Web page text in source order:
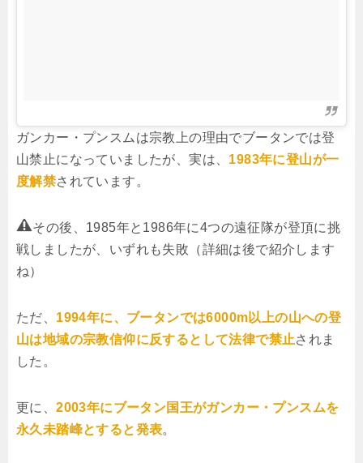
ガンカー・プンスムは宗教上の理由でブータンでは登
山禁止になっていましたが、実は、 1983年に登山が一
度解禁されています。
その後、1985年と1986年に4つの遠征隊が登頂に挑
戦しましたが、いずれも失敗（詳細は後で紹介します
ね）
ただ、 1994年に、ブータンでは6000m以上の山への登
山は地域の宗教信仰に反するとして法律で禁止されま
した。
更に、2003年にブータン国王がガンカー・プンスムを
永久未踏峰とすると発表。